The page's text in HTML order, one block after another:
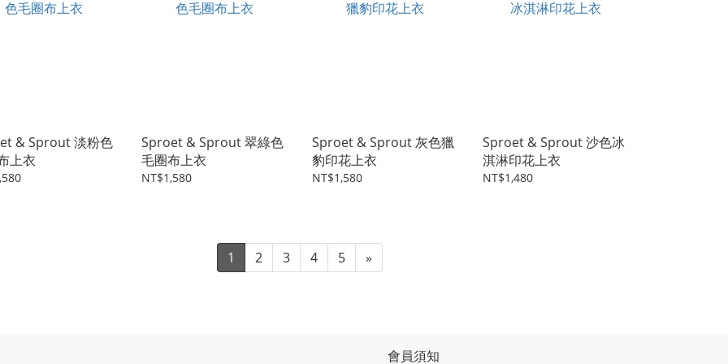
& Sprout 淡粉色
上衣
Sproet & Sprout 翠綠色
毛圈布上衣
NT$1,580
Sproet & Sprout 灰色獵
豹印花上衣
NT$1,580
Sproet & Sprout 沙色冰
淇淋印花上衣
NT$1,480
1 2 3 4 5 »
會員須知